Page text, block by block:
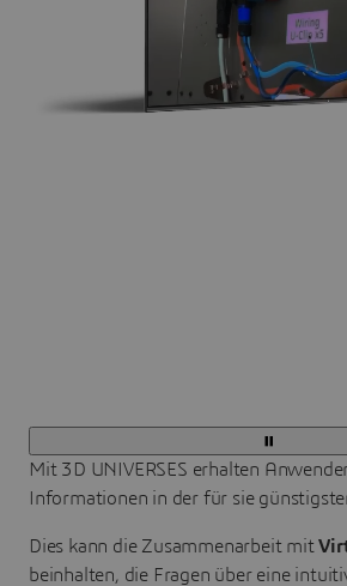
Mit 3D UNIVERSES erhalten
Informationen in der für sie
Dies kann die Zusammenarbeit mit
beinhalten, die Fragen über eine